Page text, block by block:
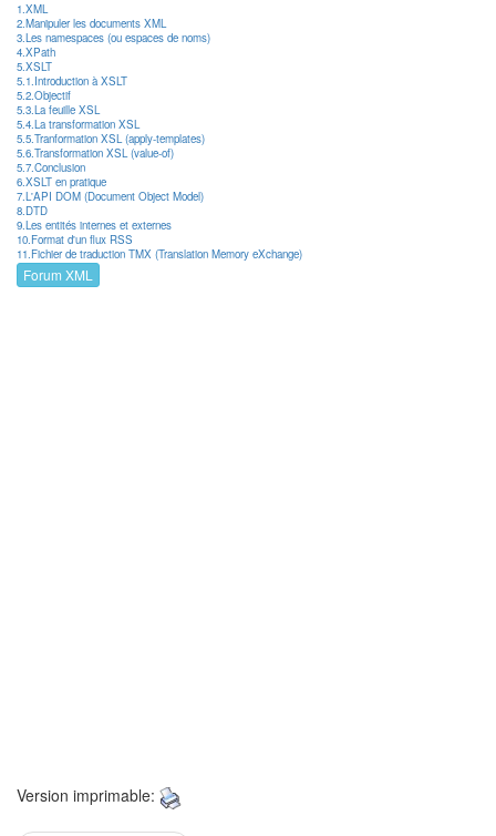
1.XML
2.Manipuler les documents XML
3.Les namespaces (ou espaces de noms)
4.XPath
5.XSLT
5.1.Introduction à XSLT
5.2.Objectif
5.3.La feuille XSL
5.4.La transformation XSL
5.5.Tranformation XSL (apply-templates)
5.6.Transformation XSL (value-of)
5.7.Conclusion
6.XSLT en pratique
7.L'API DOM (Document Object Model)
8.DTD
9.Les entités internes et externes
10.Format d'un flux RSS
11.Fichier de traduction TMX (Translation Memory eXchange)
Forum XML
Version imprimable: